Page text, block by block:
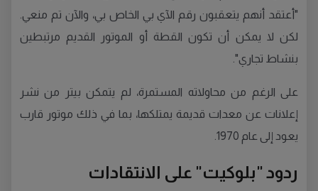
"أعتقد أنهم يتعقبون رقم الآي بي الخاص بي، والآن تم منعي.
لكن لا يمكن أن تكون القطة أو الموتور القديم مرتبطين
بنشاط تجاري".
على الرغم من محاولاته المستمرة، لم يتمكن بيتر من نشر
إعلانات عن معدات قديمة يمتلكها، بما في ذلك موتور قارب
يعود إلى عام 1970.
ردود "بلوكيت" على الانتقادات